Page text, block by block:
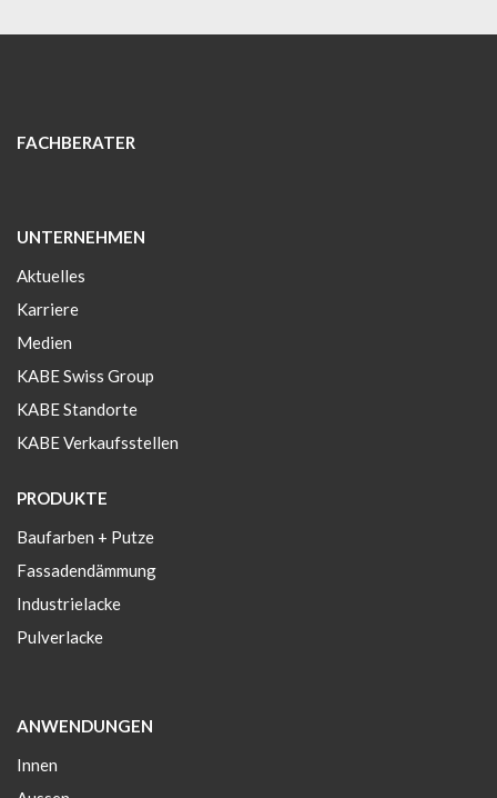
FACHBERATER
UNTERNEHMEN
Aktuelles
Karriere
Medien
KABE Swiss Group
KABE Standorte
KABE Verkaufsstellen
PRODUKTE
Baufarben + Putze
Fassadendämmung
Industrielacke
Pulverlacke
ANWENDUNGEN
Innen